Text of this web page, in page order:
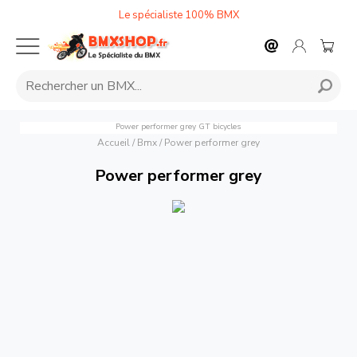
Le spécialiste 100% BMX
Power performer grey GT bicycles
Accueil/ Bmx/ Power performer grey
Power performer grey